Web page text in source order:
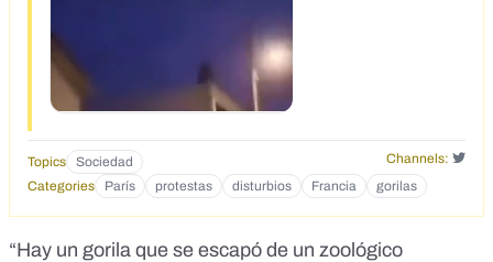
Topics Sociedad
Channels:
Categories
París protestas disturbios Francia gorilas
“Hay un gorila que se escapó de un zoológico